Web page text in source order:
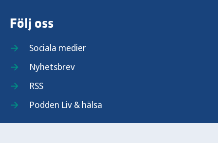
Följ oss
Sociala medier
Nyhetsbrev
RSS
Podden Liv & hälsa